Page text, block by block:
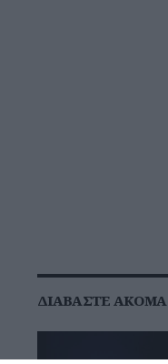
ΔΙΑΒΆΣΤΕ ΑΚΌΜΑ